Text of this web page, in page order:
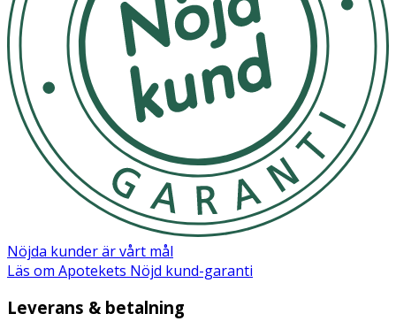
Nöjda kunder är vårt mål
Läs om Apotekets Nöjd kund-garanti
Leverans & betalning